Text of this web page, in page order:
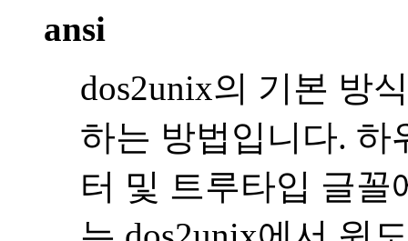
ansi
dos2unix의 기본 방
하는 방법입니다. 하
터 및 트루타입 글